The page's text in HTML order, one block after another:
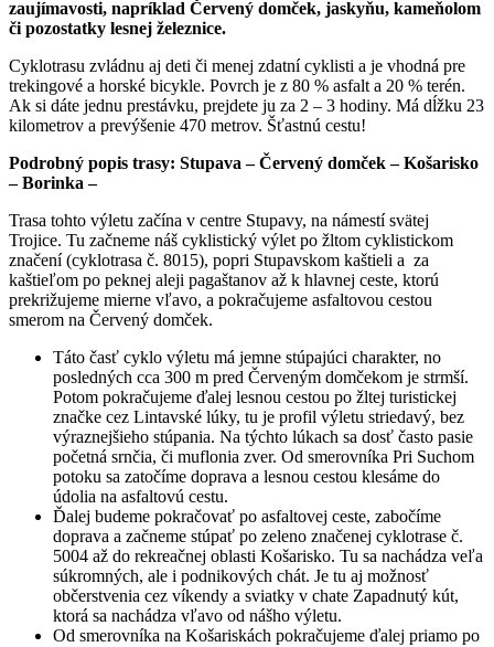
zaujímavosti, napríklad Červený domček, jaskyňu, kameňolom
či pozostatky lesnej železnice.
Cyklotrasu zvládnu aj deti či menej zdatní cyklisti a je vhodná pre
trekingové a horské bicykle. Povrch je z 80 % asfalt a 20 % terén.
Ak si dáte jednu prestávku, prejdete ju za 2 – 3 hodiny. Má dĺžku 23
kilometrov a prevýšenie 470 metrov. Šťastnú cestu!
Podrobný popis trasy: Stupava – Červený domček – Košarisko
– Borinka –
Trasa tohto výletu začína v centre Stupavy, na námestí svätej
Trojice. Tu začneme náš cyklistický výlet po žltom cyklistickom
značení (cyklotrasa č. 8015), popri Stupavskom kaštieli a za
kaštieľom po peknej aleji pagaštanov až k hlavnej ceste, ktorú
prekrižujeme mierne vľavo, a pokračujeme asfaltovou cestou
smerom na Červený domček.
Táto časť cyklo výletu má jemne stúpajúci charakter, no
posledných cca 300 m pred Červeným domčekom je strmší.
Potom pokračujeme ďalej lesnou cestou po žltej turistickej
značke cez Lintavské lúky, tu je profil výletu striedavý, bez
výraznejšieho stúpania. Na týchto lúkach sa dosť často pasie
početná srnčia, či muflonia zver. Od smerovníka Pri Suchom
potoku sa zatočíme doprava a lesnou cestou klesáme do
údolia na asfaltovú cestu.
Ďalej budeme pokračovať po asfaltovej ceste, zabočíme
doprava a začneme stúpať po zeleno značenej cyklotrase č.
5004 až do rekreačnej oblasti Košarisko. Tu sa nachádza veľa
súkromných, ale i podnikových chát. Je tu aj možnosť
občerstvenia cez víkendy a sviatky v chate Zapadnutý kút,
ktorá sa nachádza vľavo od nášho výletu.
Od smerovníka na Košariskách pokračujeme ďalej priamo po